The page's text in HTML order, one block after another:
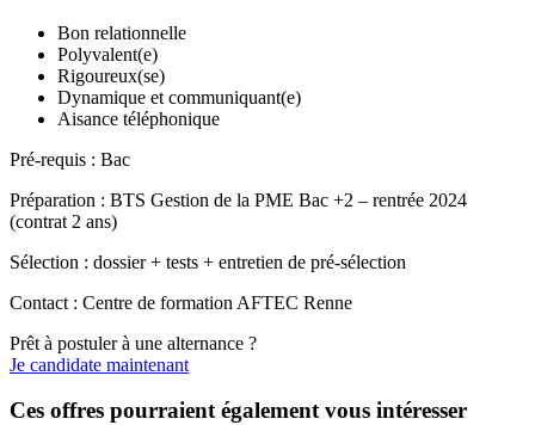
Bon relationnelle
Polyvalent(e)
Rigoureux(se)
Dynamique et communiquant(e)
Aisance téléphonique
Pré-requis : Bac
Préparation : BTS Gestion de la PME Bac +2 – rentrée 2024
(contrat 2 ans)
Sélection : dossier + tests + entretien de pré-sélection
Contact : Centre de formation AFTEC Renne
Prêt à postuler à une alternance ?
Je candidate maintenant
Ces offres pourraient également vous intéresser